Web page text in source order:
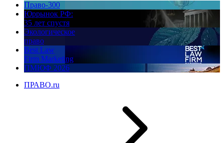
Право-300
Юррынок РФ:
35 лет спустя
Экологическое
право
Best Law
Firm Marketing
ПМЮФ 2026
ПРАВО.ru